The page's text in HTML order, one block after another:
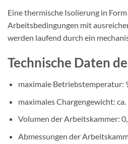
Eine thermische Isolierung in
Arbeitsbedingungen mit
werden laufend durch ein
Technische Daten
maximale Betriebstemperatur:
maximales Chargengewicht: ca.
Volumen der Arbeitskammer:
Abmessungen der